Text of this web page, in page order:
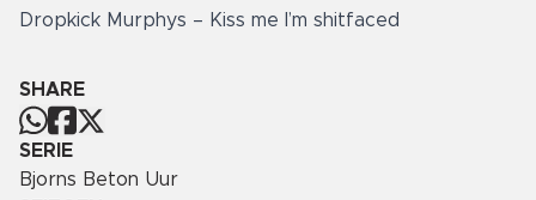
Dropkick Murphys – Kiss me I’m shitfaced
SHARE
SERIE
Bjorns Beton Uur